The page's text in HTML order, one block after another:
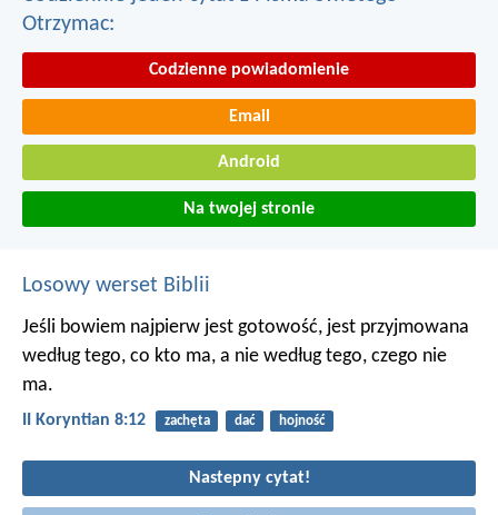
Otrzymac:
Codzienne powiadomienie
Email
Android
Na twojej stronie
Losowy werset Biblii
Jeśli bowiem najpierw jest gotowość, jest przyjmowana
według tego, co kto ma, a nie według tego, czego nie
ma.
II Koryntian 8:12 zachęta dać hojność
Nastepny cytat!